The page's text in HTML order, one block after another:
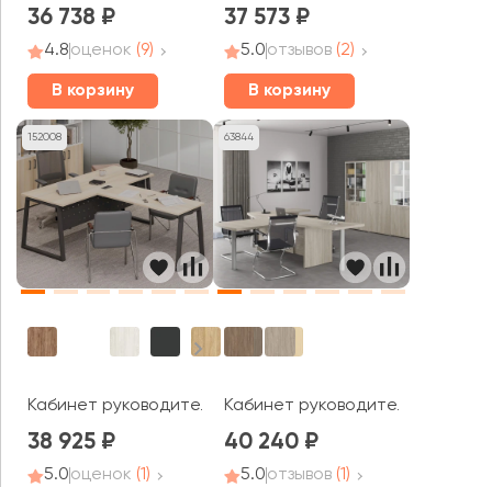
36 738
4.8оценок (9)
В корзину
37 573
5.0отзывов (2)
В корзину
152008
Кабинет руководителя Стайл Проджект Директ /
38 925
5.0оценок (1)
63844
Кабинет руководителя Винг /
40 240
5.0отзывов (1)